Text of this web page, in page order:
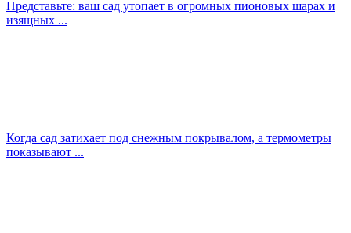
Представьте: ваш сад утопает в огромных пионовых шарах и
изящных ...
Когда сад затихает под снежным покрывалом, а термометры
показывают ...